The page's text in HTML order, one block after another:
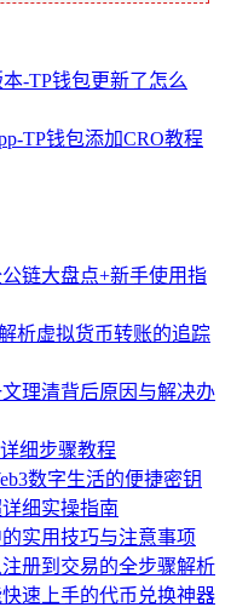
-TP钱包更新了怎么
TP钱包添加CRO教程
链大盘点+新手使用指
析虚拟货币转账的追踪
理清背后原因与解决办
细步骤教程
数字生活的便捷密钥
细实操指南
实用技巧与注意事项
册到交易的全步骤解析
速上手的代币兑换神器